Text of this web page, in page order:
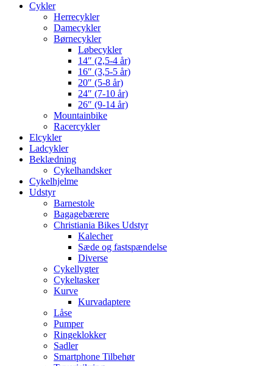
Cykler
Herrecykler
Damecykler
Børnecykler
Løbecykler
14″ (2,5-4 år)
16″ (3,5-5 år)
20″ (5-8 år)
24″ (7-10 år)
26″ (9-14 år)
Mountainbike
Racercykler
Elcykler
Ladcykler
Beklædning
Cykelhandsker
Cykelhjelme
Udstyr
Barnestole
Bagagebærere
Christiania Bikes Udstyr
Kalecher
Sæde og fastspændelse
Diverse
Cykellygter
Cykeltasker
Kurve
Kurvadaptere
Låse
Pumper
Ringeklokker
Sadler
Smartphone Tilbehør